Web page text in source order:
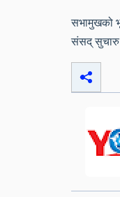
सभामुखको
संसद् सुचारु